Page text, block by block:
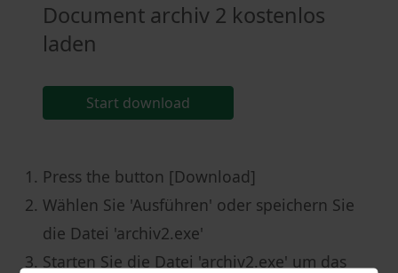
Document archiv 2 kostenlos
laden
Start download
Press the button [Download]
Wählen Sie 'Ausführen' oder speichern Sie
die Datei 'archiv2.exe'
Starten Sie die Datei 'archiv2.exe' um das